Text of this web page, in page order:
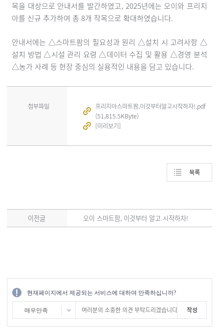
목을 대상으로 안내서를 발간하였고, 2025년에는 오이와 프리지
아를 신규 추가하여 총 8개 작목으로 확대하였습니다.
안내서에는 △스마트팜의 필요성과 원리 △설치 시 고려사항 △
설치 방법 △시설 관리 요령 △데이터 수집 및 활용 △경영 분석
△농가 사례 등 현장 중심의 실용적인 내용을 담고 있습니다.
첨부파일
프리지아스마트팜,이것부터알고시작하자!.pdf
(51,815.5KByte)
[미리보기]
목록
이전글 오이 스마트팜, 이것부터 알고 시작하자!
현재페이지에서 제공되는 서비스에 대하여 만족하십니까?
매우만족